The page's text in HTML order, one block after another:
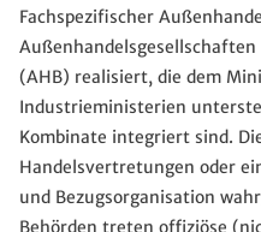
Fachspezifischer
(AHB) realisiert, die dem
Industrieministerien
Kombinate integriert sind.
Handelsvertretungen oder
und Bezugsorganisation
Behörden treten offiziöse